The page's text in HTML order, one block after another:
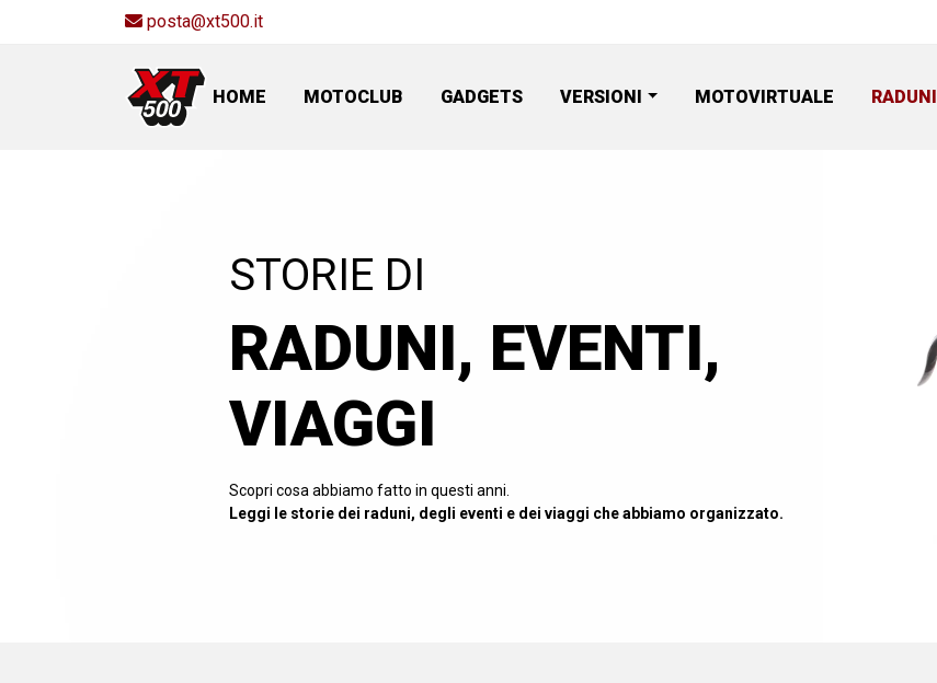
posta@xt500.it
HOME MOTOCLUB GADGETS VERSIONI MOTOVIRTUALE RADUNI
STORIE DI
RADUNI, EVENTI,
VIAGGI
Scopri cosa abbiamo fatto in questi anni.
Leggi le storie dei raduni, degli eventi e dei viaggi che abbiamo organizzato.